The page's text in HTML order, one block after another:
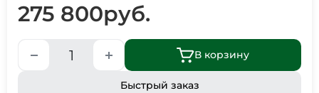
275 800руб.
В корзину
Быстрый заказ